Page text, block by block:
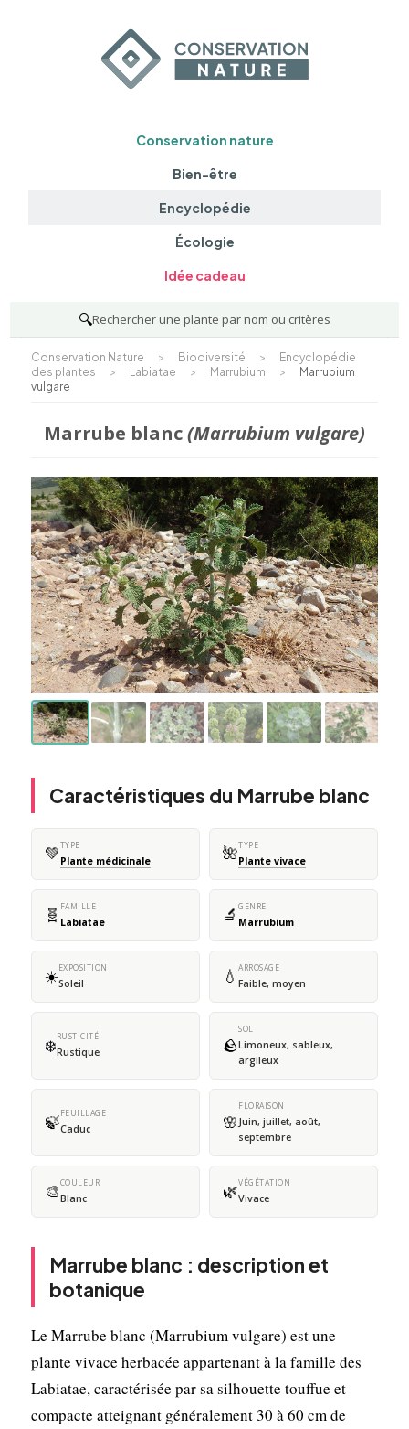
Conservation nature
Bien-être
Encyclopédie
Écologie
Idée cadeau
🔍Rechercher une plante par nom ou critères
Conservation Nature > Biodiversité >
Encyclopédie
des plantes
> Labiatae > Marrubium >
Marrubium
vulgare
Marrube blanc(Marrubium vulgare)
Caractéristiques du Marrube blanc
💚TYPE
Plante médicinale 🌺TYPE
Plante vivace
🧬 FAMILLE
Labiatae 🔬 GENRE
Marrubium
☀️EXPOSITION
Soleil 💧 ARROSAGE
Faible, moyen
❄️RUSTICITÉ
Rustique 🪨
SOL
Limoneux, sableux,
argileux
🍃FEUILLAGE
Caduc 🌸
FLORAISON
Juin, juillet, août,
septembre
🎨COULEUR
Blanc 🌿VÉGÉTATION
Vivace
Marrube blanc : description et
botanique
Le Marrube blanc (Marrubium vulgare) est une
plante vivace herbacée appartenant à la famille des
Labiatae, caractérisée par sa silhouette touffue et
compacte atteignant généralement 30 à 60 cm de